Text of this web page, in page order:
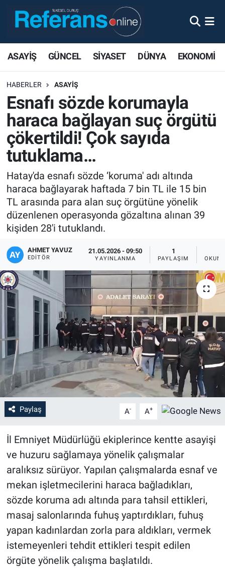
ASAYİŞ GÜNCEL SİYASET DÜNYA EKONOMİ
HABERLER ASAYİŞ
Esnafı sözde korumayla
haraca bağlayan suç örgütü
çökertildi! Çok sayıda
tutuklama…
Hatay'da esnafı sözde ‘koruma' adı altında
haraca bağlayarak haftada 7 bin TL ile 15 bin
TL arasında para alan suç örgütüne yönelik
düzenlenen operasyonda gözaltına alınan 39
kişiden 28'i tutuklandı.
AHMET YAVUZ
EDITÖR
21.05.2026 - 09:50
YAYINLANMA
1
PAYLAŞIM
Paylaş A- A+
İl Emniyet Müdürlüğü ekiplerince kentte asayişi
ve huzuru sağlamaya yönelik çalışmalar
aralıksız sürüyor. Yapılan çalışmalarda esnaf ve
mekan işletmecilerini haraca bağladıkları,
sözde koruma adı altında para tahsil ettikleri,
masaj salonlarında fuhuş yaptırdıkları, fuhuş
yapan kadınlardan zorla para aldıkları, vermek
istemeyenleri tehdit ettikleri tespit edilen
örgüte yönelik çalışma başlatıldı.